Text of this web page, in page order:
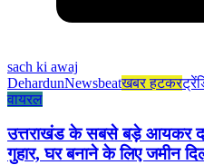
sach ki awaj
DehardunNewsbeatखबर हटकर
वायरल
उत्तराखंड के सबसे बड़े आयकर
गुहार, घर बनाने के लिए जमीन